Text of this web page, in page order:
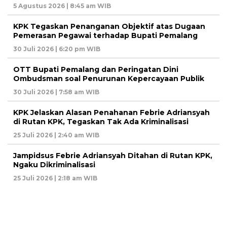
5 Agustus 2026 | 8:45 am WIB
KPK Tegaskan Penanganan Objektif atas Dugaan
Pemerasan Pegawai terhadap Bupati Pemalang
30 Juli 2026 | 6:20 pm WIB
OTT Bupati Pemalang dan Peringatan Dini
Ombudsman soal Penurunan Kepercayaan Publik
30 Juli 2026 | 7:58 am WIB
KPK Jelaskan Alasan Penahanan Febrie Adriansyah
di Rutan KPK, Tegaskan Tak Ada Kriminalisasi
25 Juli 2026 | 2:40 am WIB
Jampidsus Febrie Adriansyah Ditahan di Rutan KPK,
Ngaku Dikriminalisasi
25 Juli 2026 | 2:18 am WIB